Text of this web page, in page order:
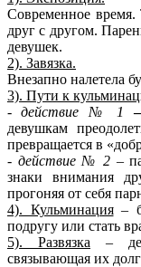
Современное
друг с другом.
девушек.
2). Завязка.
Внезапно налетела
3). Пути к
- действие № 1
девушкам
превращается в
- действие № 2 –
знаки внимания
прогоняя от себя
4). Кульминация –
подругу или стать
5). Развязка
–
связывающая их